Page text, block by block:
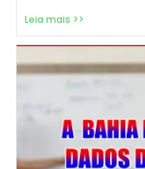
Leia mais >>